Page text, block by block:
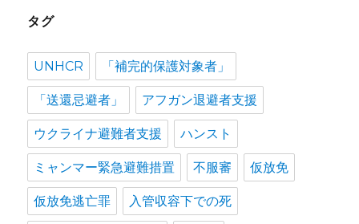
タグ
UNHCR 「補完的保護対象者」
「送還忌避者」 アフガン退避者支援
ウクライナ避難者支援 ハンスト
ミャンマー緊急避難措置 不服審 仮放免
仮放免逃亡罪 入管収容下での死